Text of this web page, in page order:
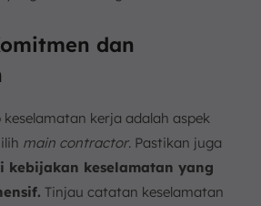
dan
kerja adalah aspek
main contractor. Pastikan juga
kebijakan keselamatan yang
Tinjau catatan keselamatan